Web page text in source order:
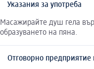
Указания за употреба
Масажирайте душ гела
образуването на пяна.
Отговорно предприятие